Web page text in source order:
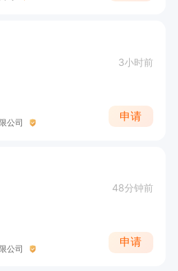
3小时前
公司
申请
48分钟前
公司
申请